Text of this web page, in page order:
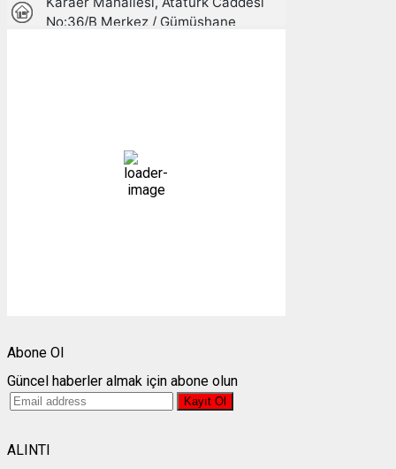
30 %
1008 mb
Abone Ol
Güncel haberler almak için abone olun
ALINTI